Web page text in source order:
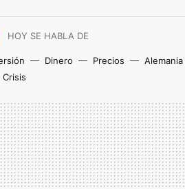
HOY SE HABLA DE
Dinero Precios
Alemania
Crisis